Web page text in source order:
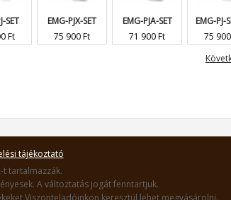
SET
Ft
EMG-PJX-SET
75 900 Ft
EMG-PJA-SET
71 900 Ft
EMG-PJ-
75
tájékoztató
t tartalmazzák.
A változtatás jogát fenntartjuk.
Viszonteladóinkon keresztül lehet megvásárolni.